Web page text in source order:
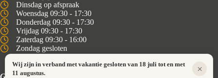
Dinsdag op afspraak
Woensdag 09:30 - 17:30
Donderdag 09:30 - 17:30
Vrijdag 09:30 - 17:30
Zaterdag 09:30 - 16:00
Zondag gesloten
Gesloten van 21 tm 25 april ivm vakantie
Wij zijn in verband met vakantie gesloten van 18 juli tot en met
11 augustus.
×